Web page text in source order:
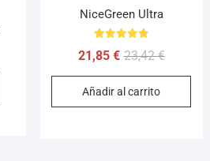
NiceGreen Ultra
con
de 5
23,42€
21,85 €
Añadir al carrito